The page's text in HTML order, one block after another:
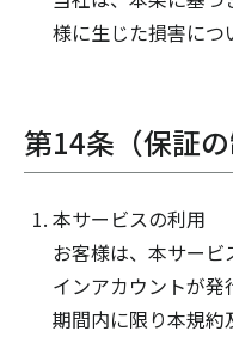
様に生じた損害につ
第14条（保証の
本サービスの利用
お客様は、本サー
インアカウントが
期間内に限り本規